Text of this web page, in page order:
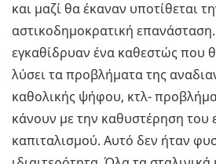
και μαζί θα έκαναν υποτίθεται
αστικοδημοκρατική
εγκαθίδρυαν ένα καθεστώς που
λύσει τα προβλήματα της
καθολικής ψήφου, κτλ-
κάνουν με την καθυστέρηση του
καπιταλισμού. Αυτό δεν ήταν